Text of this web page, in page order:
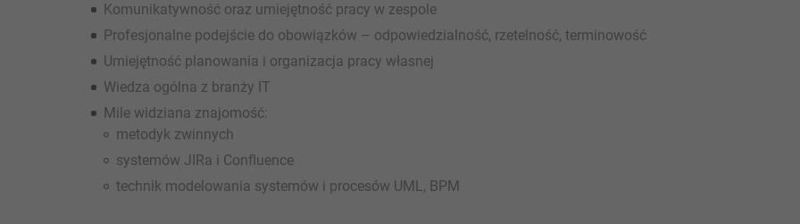
Komunikatywność oraz umiejętność pracy w zespole
Profesjonalne podejście do obowiązków – odpowiedzialność, rzetelność, terminowość
Umiejętność planowania i organizacja pracy własnej
Wiedza ogólna z branży IT
Mile widziana znajomość:
metodyk zwinnych
systemów JIRa i Confluence
technik modelowania systemów i procesów UML, BPM